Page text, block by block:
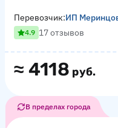
≈ 4118 руб.
Перевозчик:ИП
4.9 17 отзывов
В пределах города